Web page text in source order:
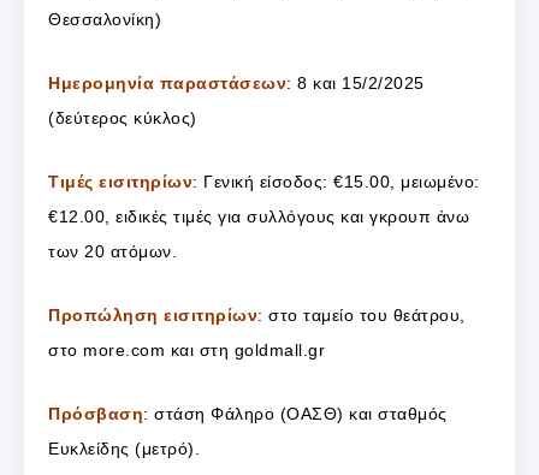
Θεσσαλονίκη)
Ημερομηνία παραστάσεων: 8 και 15/2/2025
(δεύτερος κύκλος)
Τιμές εισιτηρίων: Γενική είσοδος: €15.00, μειωμένο:
€12.00, ειδικές τιμές για συλλόγους και γκρουπ άνω
των 20 ατόμων.
Προπώληση εισιτηρίων: στο ταμείο του θεάτρου,
στο more.com και στη goldmall.gr
Πρόσβαση: στάση Φάληρο (ΟΑΣΘ) και σταθμός
Ευκλείδης (μετρό).